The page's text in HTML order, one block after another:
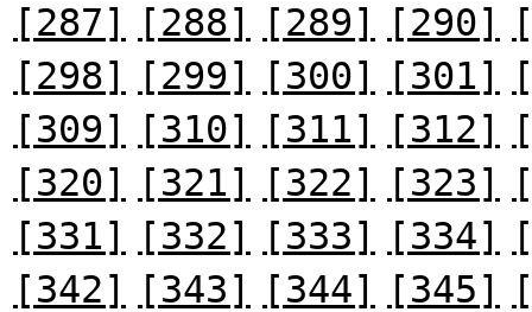
[287]
[288] [289] [290]
[298]
[299] [300] [301]
[309]
[310] [311] [312]
[320]
[321] [322] [323]
[331]
[332] [333] [334]
[342]
[343] [344] [345]